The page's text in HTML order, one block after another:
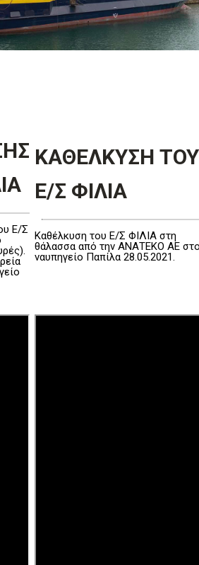
Ε/Σ
ΚΑΘΕΛΚΥΣΗ ΤΟΥ
Ε/Σ ΦΙΛΙΑ
Καθέλκυση του Ε/Σ ΦΙΛΙΑ στη
θάλασσα από την ΑΝΑΤΕΚΟ ΑΕ
ναυπηγείο Παπίλα 28.05.2021.